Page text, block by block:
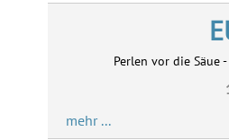
Perlen vor die Säue
mehr ...